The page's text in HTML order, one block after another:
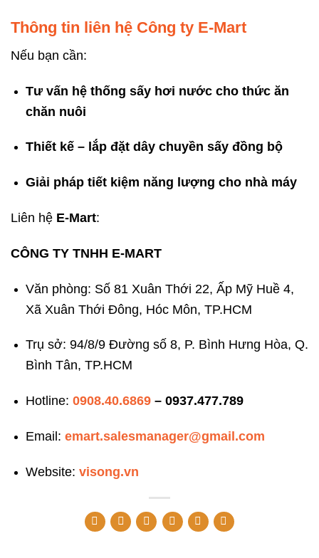
Thông tin liên hệ Công ty E-Mart
Nếu bạn cần:
Tư vấn hệ thống sấy hơi nước cho thức ăn
chăn nuôi
Thiết kế – lắp đặt dây chuyền sấy đồng bộ
Giải pháp tiết kiệm năng lượng cho nhà máy
Liên hệ E-Mart:
CÔNG TY TNHH E-MART
Văn phòng: Số 81 Xuân Thới 22, Ấp Mỹ Huề 4,
Xã Xuân Thới Đông, Hóc Môn, TP.HCM
Trụ sở: 94/8/9 Đường số 8, P. Bình Hưng Hòa, Q.
Bình Tân, TP.HCM
Hotline: 0908.40.6869– 0937.477.789
Email: emart.salesmanager@gmail.com
Website: visong.vn